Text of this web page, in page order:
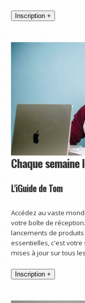
Inscription +
Chaque semaine
L'iGuide de Tom
Accédez au vaste
votre boîte de
lancements de
essentielles, c'est
mises à jour sur tous
Inscription +